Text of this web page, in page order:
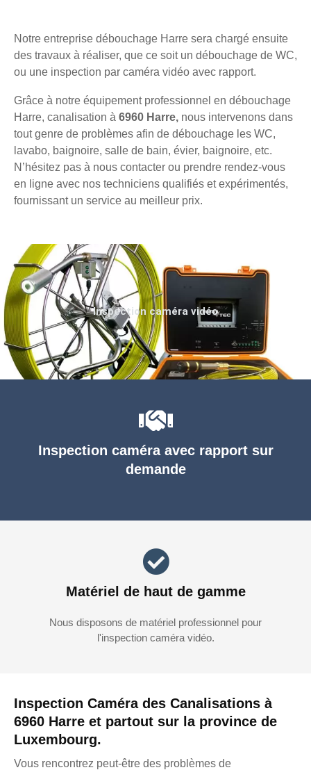
Notre entreprise débouchage Harre sera chargé ensuite
des travaux à réaliser, que ce soit un débouchage de WC,
ou une inspection par caméra vidéo avec rapport.
Grâce à notre équipement professionnel en débouchage
Harre, canalisation à 6960 Harre, nous intervenons dans
tout genre de problèmes afin de débouchage les WC,
lavabo, baignoire, salle de bain, évier, baignoire, etc.
N’hésitez pas à nous contacter ou prendre rendez-vous
en ligne avec nos techniciens qualifiés et expérimentés,
fournissant un service au meilleur prix.
Inspection Caméra des Canalisations à
6960 Harre et partout sur la province de
Luxembourg.
Vous rencontrez peut-être des problèmes de
Inspection caméra avec rapport sur
demande
Matériel de haut de gamme
Nous disposons de matériel professionnel pour
l'inspection caméra vidéo.
Inspection caméra vidéo